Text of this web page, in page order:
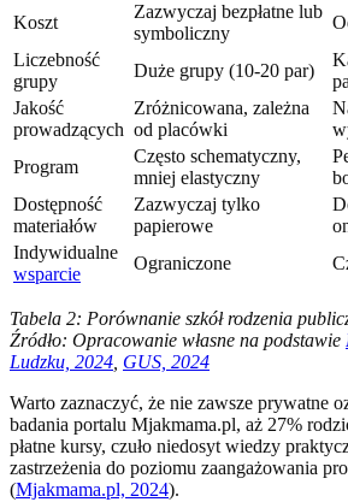
Koszt
Zazwyczaj bezpłatne lub
symboliczny
Liczebność
grupy
Duże grupy (10-20 par)
Jakość
prowadzących
Zróżnicowana, zależna
od placówki
Program
Często schematyczny,
mniej elastyczny
Dostępność
materiałów
Zazwyczaj tylko
papierowe
Indywidualne
wsparcie
Ograniczone
Tabela 2: Porównanie szkół rodzenia
Źródło: Opracowanie własne na podstawie
Ludzku, 2024 GUS, 2024
Warto zaznaczyć, że nie zawsze prywatne
badania portalu Mjakmama.pl, aż 27%
płatne kursy, czuło niedosyt wiedzy
zastrzeżenia do poziomu zaangażowania
(Mjakmama.pl, 2024).